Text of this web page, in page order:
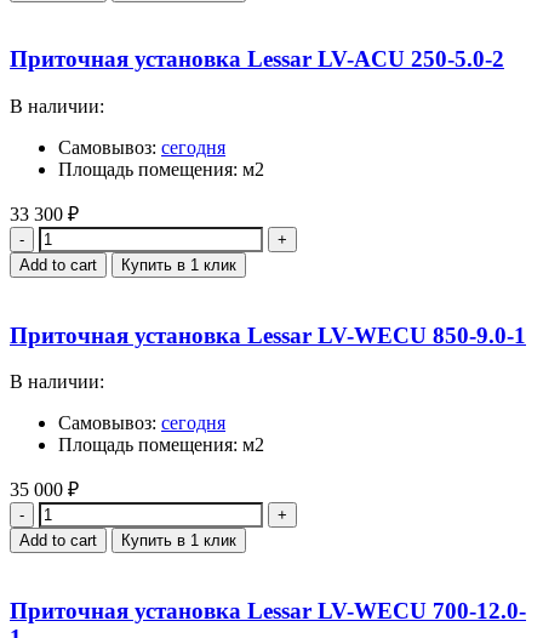
Приточная установка Lessar LV-ACU 250-5.0-2
В наличии:
Самовывоз: сегодня
Площадь помещения: м2
33 300 ₽
Quantity
Add to cart Купить в 1 клик
Приточная установка Lessar LV-WECU 850-9.0-1
В наличии:
Самовывоз: сегодня
Площадь помещения: м2
35 000 ₽
Quantity
Add to cart Купить в 1 клик
Приточная установка Lessar LV-WECU 700-12.0-